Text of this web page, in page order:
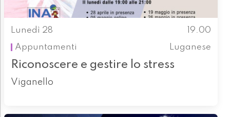
Lunedì 28
19.00
Appuntamenti
Luganese
Riconoscere e gestire lo stress
Viganello